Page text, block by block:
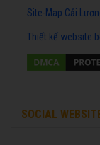
Site-Map Cải
Thiết kế website
SOCIAL